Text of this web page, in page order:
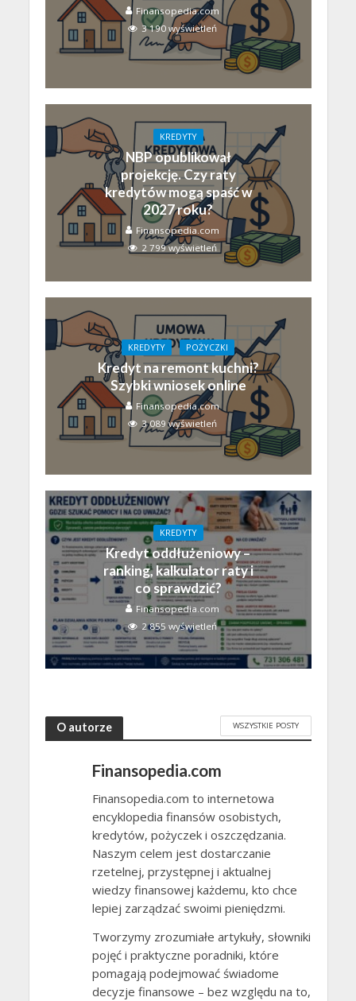
Finansopedia.com
3 190 wyświetleń
KREDYTY
NBP opublikował
projekcję. Czy raty
kredytów mogą spaść w
2027 roku?
Finansopedia.com
2 799 wyświetleń
KREDYTY POŻYCZKI
Kredyt na remont kuchni?
Szybki wniosek online
Finansopedia.com
3 089 wyświetleń
KREDYTY
Kredyt oddłużeniowy –
ranking, kalkulator raty i
co sprawdzić?
Finansopedia.com
2 855 wyświetleń
O autorze WSZYSTKIE POSTY
Finansopedia.com
Finansopedia.com to internetowa
encyklopedia finansów osobistych,
kredytów, pożyczek i oszczędzania.
Naszym celem jest dostarczanie
rzetelnej, przystępnej i aktualnej
wiedzy finansowej każdemu, kto chce
lepiej zarządzać swoimi pieniędzmi.
Tworzymy zrozumiałe artykuły, słowniki
pojęć i praktyczne poradniki, które
pomagają podejmować świadome
decyzje finansowe – bez względu na to,